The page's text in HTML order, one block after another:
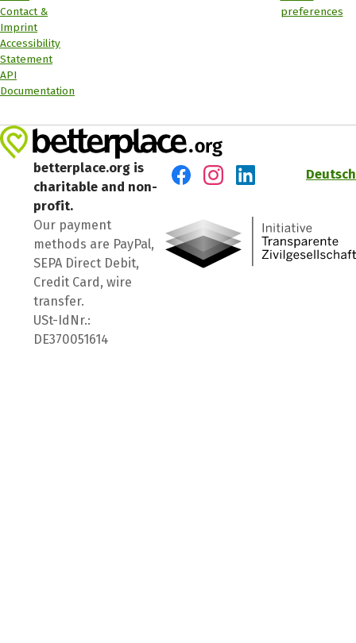
Contact &
Imprint
Accessibility
Statement
API
Documentation
preferences
betterplace.org is
charitable and non-
profit.
Our payment
methods are PayPal,
SEPA Direct Debit,
Credit Card, wire
transfer.
USt-IdNr.:
DE370051614
Deutsch